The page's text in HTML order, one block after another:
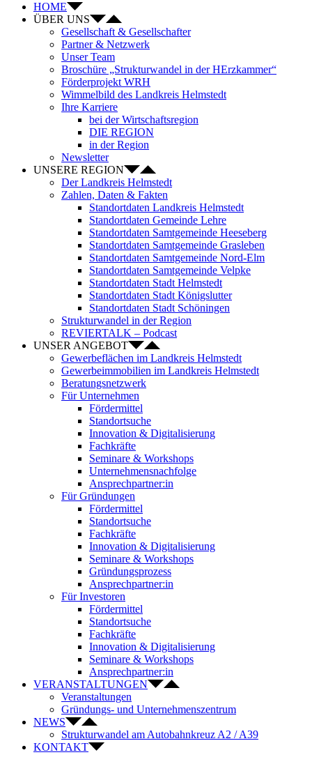
HOME
ÜBER UNS
Gesellschaft & Gesellschafter
Partner & Netzwerk
Unser Team
Broschüre „Strukturwandel in der HErzkammer“
Förderprojekt WRH
Wimmelbild des Landkreis Helmstedt
Ihre Karriere
bei der Wirtschaftsregion
DIE REGION
in der Region
Newsletter
UNSERE REGION
Der Landkreis Helmstedt
Zahlen, Daten & Fakten
Standortdaten Landkreis Helmstedt
Standortdaten Gemeinde Lehre
Standortdaten Samtgemeinde Heeseberg
Standortdaten Samtgemeinde Grasleben
Standortdaten Samtgemeinde Nord-Elm
Standortdaten Samtgemeinde Velpke
Standortdaten Stadt Helmstedt
Standortdaten Stadt Königslutter
Standortdaten Stadt Schöningen
Strukturwandel in der Region
REVIERTALK – Podcast
UNSER ANGEBOT
Gewerbeflächen im Landkreis Helmstedt
Gewerbeimmobilien im Landkreis Helmstedt
Beratungsnetzwerk
Für Unternehmen
Fördermittel
Standortsuche
Innovation & Digitalisierung
Fachkräfte
Seminare & Workshops
Unternehmensnachfolge
Ansprechpartner:in
Für Gründungen
Fördermittel
Standortsuche
Fachkräfte
Innovation & Digitalisierung
Seminare & Workshops
Gründungsprozess
Ansprechpartner:in
Für Investoren
Fördermittel
Standortsuche
Fachkräfte
Innovation & Digitalisierung
Seminare & Workshops
Ansprechpartner:in
VERANSTALTUNGEN
Veranstaltungen
Gründungs- und Unternehmenszentrum
NEWS
Strukturwandel am Autobahnkreuz A2 / A39
KONTAKT